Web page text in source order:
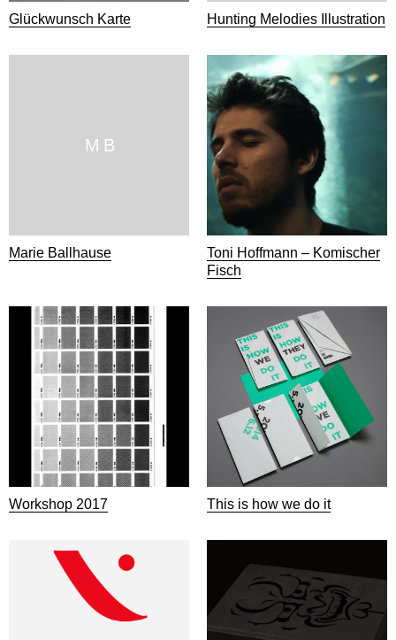
Glückwunsch Karte Hunting Melodies Illustration
M B
Marie Ballhause
Toni Hoffmann – Komischer
Fisch
Workshop 2017 This is how we do it